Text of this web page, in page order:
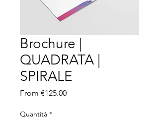
Brochure |
QUADRATA |
SPIRALE
From €125.00Sale Price
Quantità *